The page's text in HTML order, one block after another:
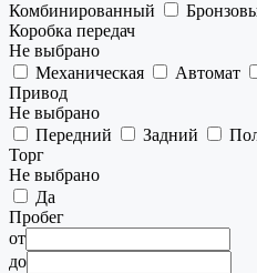
Комбинированный
Коробка передач
Не выбрано
Механическая
Автомат
Привод
Не выбрано
Передний
Задний
Торг
Не выбрано
Да
Пробег
от
до